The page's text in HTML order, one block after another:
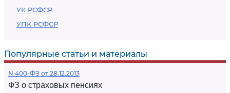
УК РСФСР
УПК РСФСР
Популярные статьи и материалы
N 400-ФЗ от 28.12.2013
ФЗ о страховых пенсиях